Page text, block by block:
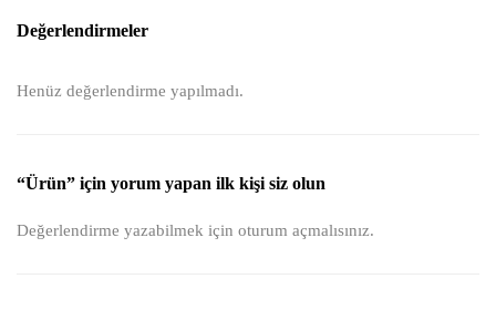
Değerlendirmeler
Henüz değerlendirme yapılmadı.
“Ürün” için yorum yapan ilk kişi siz olun
Değerlendirme yazabilmek için oturum açmalısınız.